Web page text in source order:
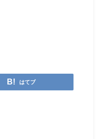
はてブ